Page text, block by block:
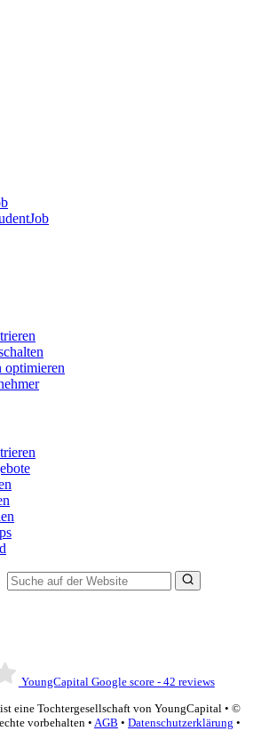
optimieren
YoungCapital Google score - 42 reviews
eine Tochtergesellschaft von YoungCapital • ©
vorbehalten • AGB • Datenschutzerklärung •